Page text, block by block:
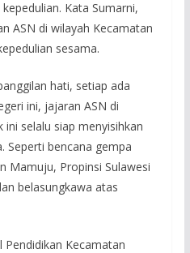
Kata Sumarni,
ASN di wilayah Kecamatan
sesama.
hati, setiap ada
ini, jajaran ASN di
selalu siap menyisihkan
Seperti bencana gempa
Mamuju, Propinsi Sulawesi
belasungkawa atas
Kecamatan